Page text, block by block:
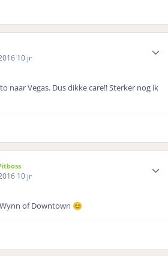
10 jr
naar Vegas. Dus dikke care!! Sterker nog ik
10 jr
of Downtown 😊